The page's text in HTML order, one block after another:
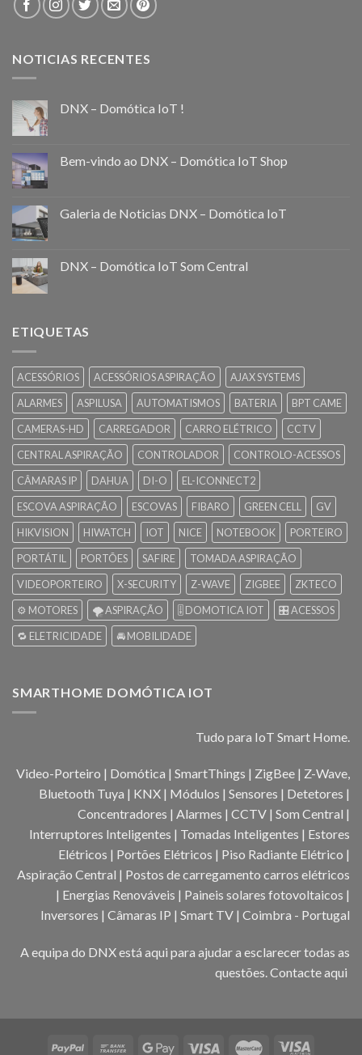
NOTICIAS RECENTES
DNX – Domótica IoT !
Bem-vindo ao DNX – Domótica IoT Shop
Galeria de Noticias DNX – Domótica IoT
DNX – Domótica IoT Som Central
ETIQUETAS
ACESSÓRIOS ACESSÓRIOS ASPIRAÇÃO
AJAX SYSTEMS
ALARMES
ASPILUSA AUTOMATISMOS BATERIA
BPT CAME
CAMERAS-HD
CARREGADOR CARRO ELÉTRICO
CCTV
CENTRAL ASPIRAÇÃO
CONTROLADOR
CONTROLO-ACESSOS
CÂMARAS IP
DAHUA DI-O
EL-ICONNECT2
ESCOVA ASPIRAÇÃO
ESCOVAS FIBARO GREEN CELL
GV
HIKVISION
HIWATCH IOT NICE NOTEBOOK
PORTEIRO
PORTÁTIL
PORTÕES SAFIRE
TOMADA ASPIRAÇÃO
VIDEOPORTEIRO
X-SECURITY Z-WAVE ZIGBEE
ZKTECO
⚙️ MOTORES
🌪️ ASPIRAÇÃO 🎚️ DOMOTICA IOT
🎛️ ACESSOS
🔁 ELETRICIDADE
🚘 MOBILIDADE
SMARTHOME DOMÓTICA IOT
Tudo para IoT Smart Home.
Video-Porteiro | Domótica | SmartThings | ZigBee | Z-Wave,
Bluetooth Tuya | KNX | Módulos | Sensores | Detetores |
Concentradores | Alarmes | CCTV | Som Central |
Interruptores Inteligentes | Tomadas Inteligentes | Estores
Elétricos | Portões Elétricos | Piso Radiante Elétrico |
Aspiração Central | Postos de carregamento carros elétricos
| Energias Renováveis | Paineis solares fotovoltaicos |
Inversores | Câmaras IP | Smart TV | Coimbra - Portugal
A equipa do DNX está aqui para ajudar a esclarecer todas as
questões.Contacte aqui